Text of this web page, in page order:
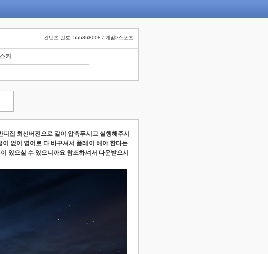
컨텐츠 번호: 555868008 / 게임>스포츠
커
디집 최신버전으로 같이 압축푸시고 실행해주시
이 없이 영어로 다 바꾸셔서 플레이 해야 한다는
있으실 수 있으니까요 참조하셔서 다운받으시